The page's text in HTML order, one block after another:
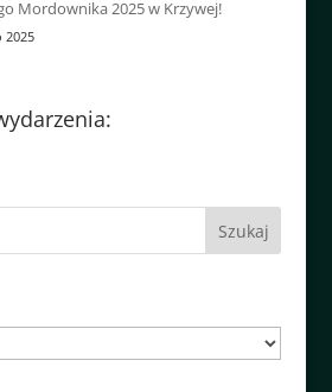
Mordownika 2025 w Krzywej!
2025